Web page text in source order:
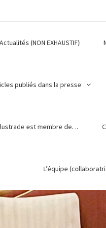
Actualités (NON EXHAUSTIF)
publiés dans la presse
est membre de…
L’équipe